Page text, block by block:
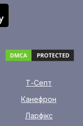
Т-Септ
Канефрон
Ларфікс